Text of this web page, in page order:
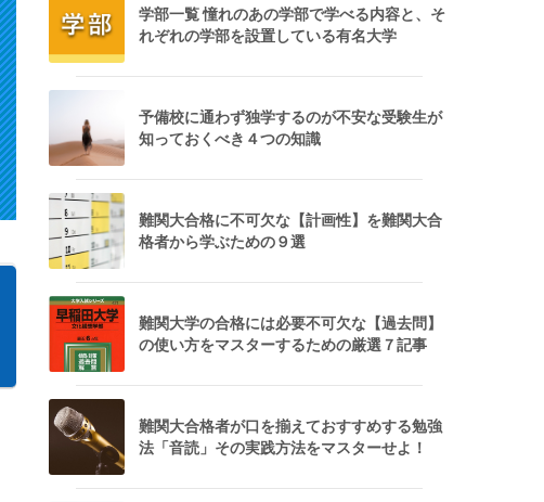
学部一覧 憧れのあの学部で学べる内容と、そ
れぞれの学部を設置している有名大学
予備校に通わず独学するのが不安な受験生が
知っておくべき４つの知識
難関大合格に不可欠な【計画性】を難関大合
格者から学ぶための９選
難関大学の合格には必要不可欠な【過去問】
の使い方をマスターするための厳選７記事
難関大合格者が口を揃えておすすめする勉強
法「音読」その実践方法をマスターせよ！